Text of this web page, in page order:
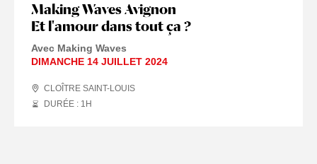
Making Waves Avignon
Et l'amour dans tout ça ?
Avec Making Waves
DIMANCHE 14 JUILLET 2024
CLOÎTRE SAINT-LOUIS
DURÉE : 1 H